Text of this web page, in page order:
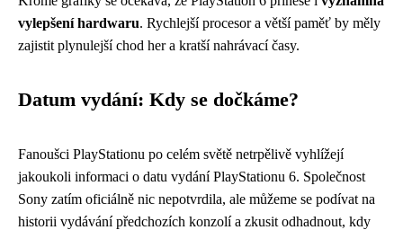
vylepšení hardwaru. Rychlejší procesor a větší paměť by měly
zajistit plynulejší chod her a kratší nahrávací časy.
Datum vydání: Kdy se dočkáme?
Fanoušci PlayStationu po celém světě netrpělivě vyhlížejí
jakoukoli informaci o datu vydání PlayStationu 6. Společnost
Sony zatím oficiálně nic nepotvrdila, ale můžeme se podívat na
historii vydávání předchozích konzolí a zkusit odhadnout, kdy